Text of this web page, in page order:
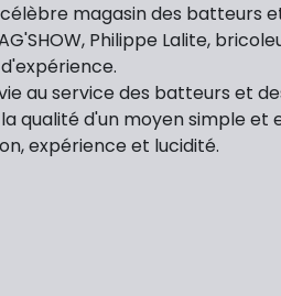
magasin des batteurs
Philippe Lalite,
au service des batteurs et
qualité d'un moyen simple et
expérience et lucidité.